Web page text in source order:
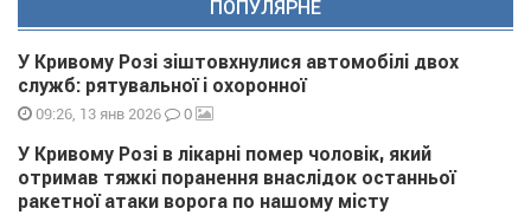
ПОПУЛЯРНЕ
У Кривому Розі зіштовхнулися автомобілі двох
служб: рятувальної і охоронної
09:26, 13 янв 2026 0
У Кривому Розі в лікарні помер чоловік, який
отримав тяжкі поранення внаслідок останньої
ракетної атаки ворога по нашому місту